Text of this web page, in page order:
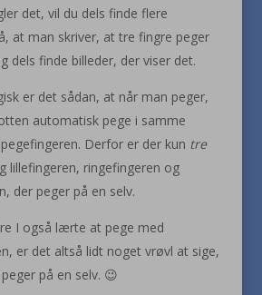
det, vil du dels finde flere
at man skriver, at tre fingre peger
dels finde billeder, der viser det.
er det sådan, at når man peger,
automatisk pege i samme
Derfor er der kun tre
lillefingeren, ringefingeren og
der peger på en selv.
I også lærte at pege med
er det altså lidt noget vrøvl at sige,
på en selv. 😉